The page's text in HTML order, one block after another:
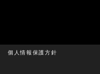
個人情報保護方針